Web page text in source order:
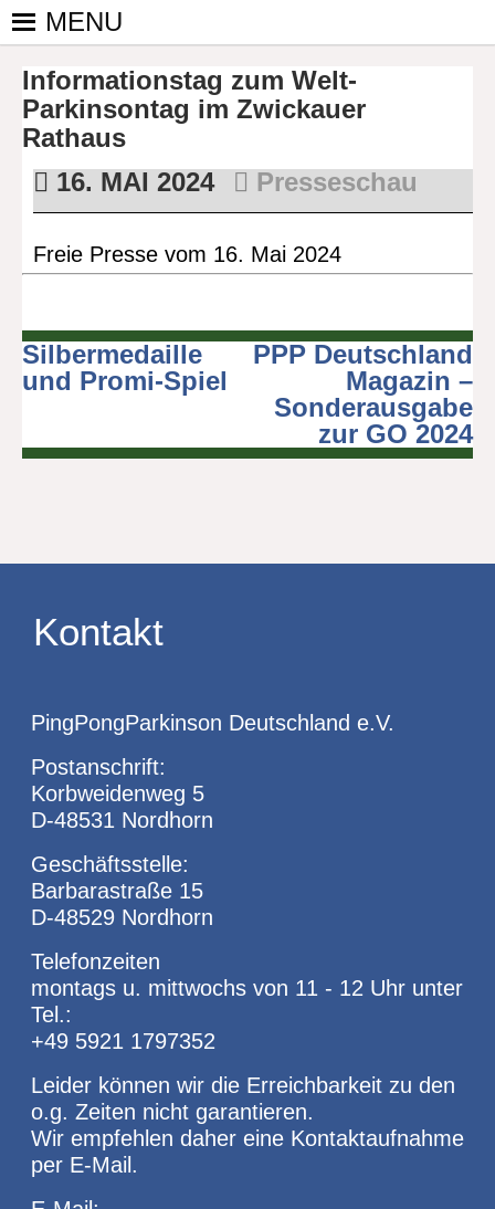
Skip
PINGPONGPARKINSON
DEUTSCHLAND E. V.
ist der
bundesweite
Zusammenschluss
von
Vereinen und
Einzelpersonen,
Mittel Tischtennis
Personen mit
Parkinson und
deren Angehörige
MENU
Informationstag zum Welt-
Parkinsontag im Zwickauer
Rathaus
16. MAI 2024
Presseschau
Freie Presse vom 16. Mai 2024
Beitragsnavigation
Silbermedaille
und Promi-Spiel
PPP Deutschland
Magazin –
Sonderausgabe
zur GO 2024
Kontakt
PingPongParkinson Deutschland e.V.
Postanschrift:
Korbweidenweg 5
D-48531 Nordhorn
Geschäftsstelle:
Barbarastraße 15
D-48529 Nordhorn
Telefonzeiten
montags u. mittwochs von 11 - 12 Uhr unter
Tel.:
+49 5921 1797352
Leider können wir die Erreichbarkeit zu den
o.g. Zeiten nicht garantieren.
Wir empfehlen daher eine Kontaktaufnahme
per E-Mail.